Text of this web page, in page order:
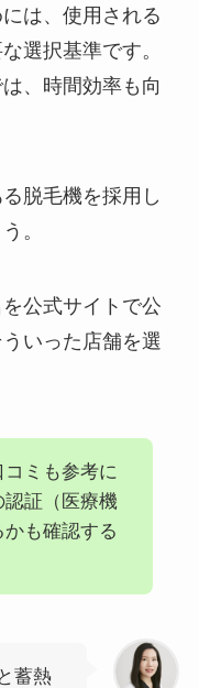
は、使用される
選択基準です。
、時間効率も向
脱毛機を採用し
。
公式サイトで公
いった店舗を選
ミも参考に
認証（医療機
も確認する
蓄熱